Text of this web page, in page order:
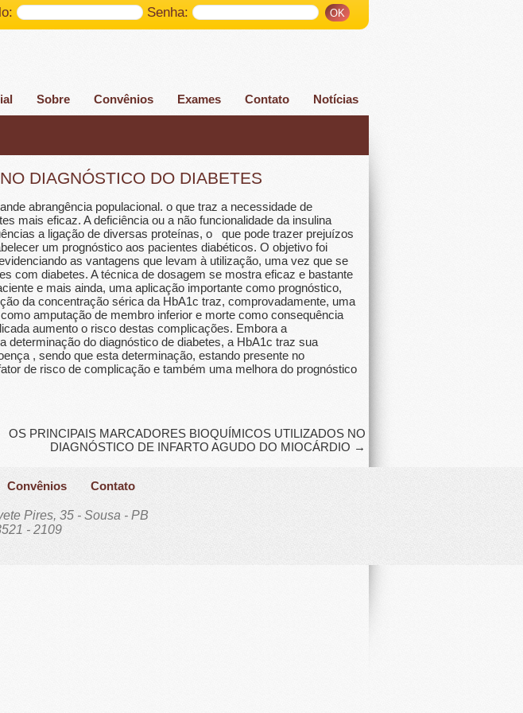
Senha:
Sobre Convênios Exames Contato Notícias
DIAGNÓSTICO DO DIABETES
abrangência populacional. o que traz a necessidade de
mais eficaz. A deficiência ou a não funcionalidade da insulina
a ligação de diversas proteínas, o que pode trazer prejuízos
um prognóstico aos pacientes diabéticos. O objetivo foi
as vantagens que levam à utilização, uma vez que se
com diabetes. A técnica de dosagem se mostra eficaz e bastante
e mais ainda, uma aplicação importante como prognóstico,
da concentração sérica da HbA1c traz, comprovadamente, uma
amputação de membro inferior e morte como consequência
aumento o risco destas complicações. Embora a
do diagnóstico de diabetes, a HbA1c traz sua
, sendo que esta determinação, estando presente no
de risco de complicação e também uma melhora do prognóstico
OS PRINCIPAIS MARCADORES BIOQUÍMICOS UTILIZADOS NO
DIAGNÓSTICO DE INFARTO AGUDO DO MIOCÁRDIO →
Convênios Contato
Pires, 35 - Sousa - PB
- 2109